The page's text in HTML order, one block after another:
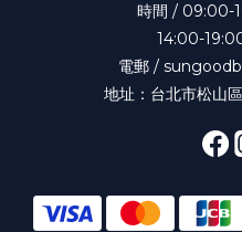
時間 / 09:00-
14:00-
電郵 /
地址：台北市松山